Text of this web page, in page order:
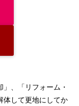
、「リフォーム・
体して更地にしてか